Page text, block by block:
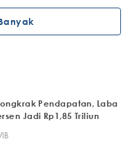
Pendapatan, Laba
Jadi Rp1,85 Triliun